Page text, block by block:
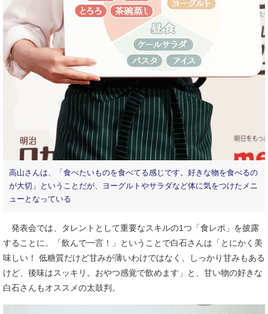
高山さんは、「食べたいものを食べてる感じです。好きな物を食べるの
が大切」ということだが、ヨーグルトやサラダなど体に気をつけたメニ
ューとなっている
発表会では、タレントとして重要なスキルの1つ「食レポ」を披露
することに。「飲んで一言！」ということで白石さんは「とにかく美
味しい！ 低糖質だけど甘みが薄いわけではなく、しっかり甘みもある
けど、後味はスッキリ。おやつ感覚で飲めます」と、甘い物の好きな
白石さんもオススメの太鼓判。